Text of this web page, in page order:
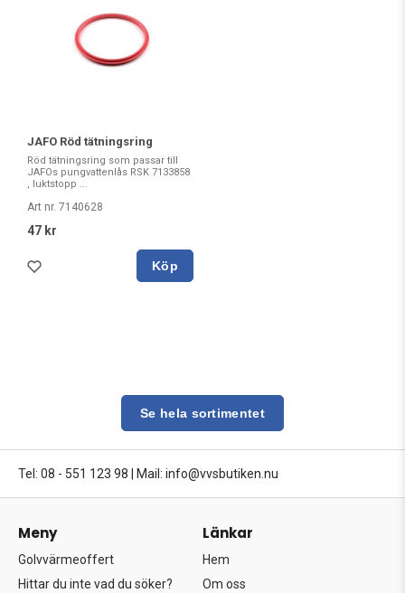
JAFO Röd tätningsring
Röd tätningsring som passar till
JAFOs pungvattenlås RSK 7133858
, luktstopp ...
Art nr. 7140628
47 kr
Köp
Se hela sortimentet
Tel: 08 - 551 123 98 Mail: info@vvsbutiken.nu
Meny
Golvvärmeoffert
Hittar du inte vad du söker?
Länkar
Hem
Om oss